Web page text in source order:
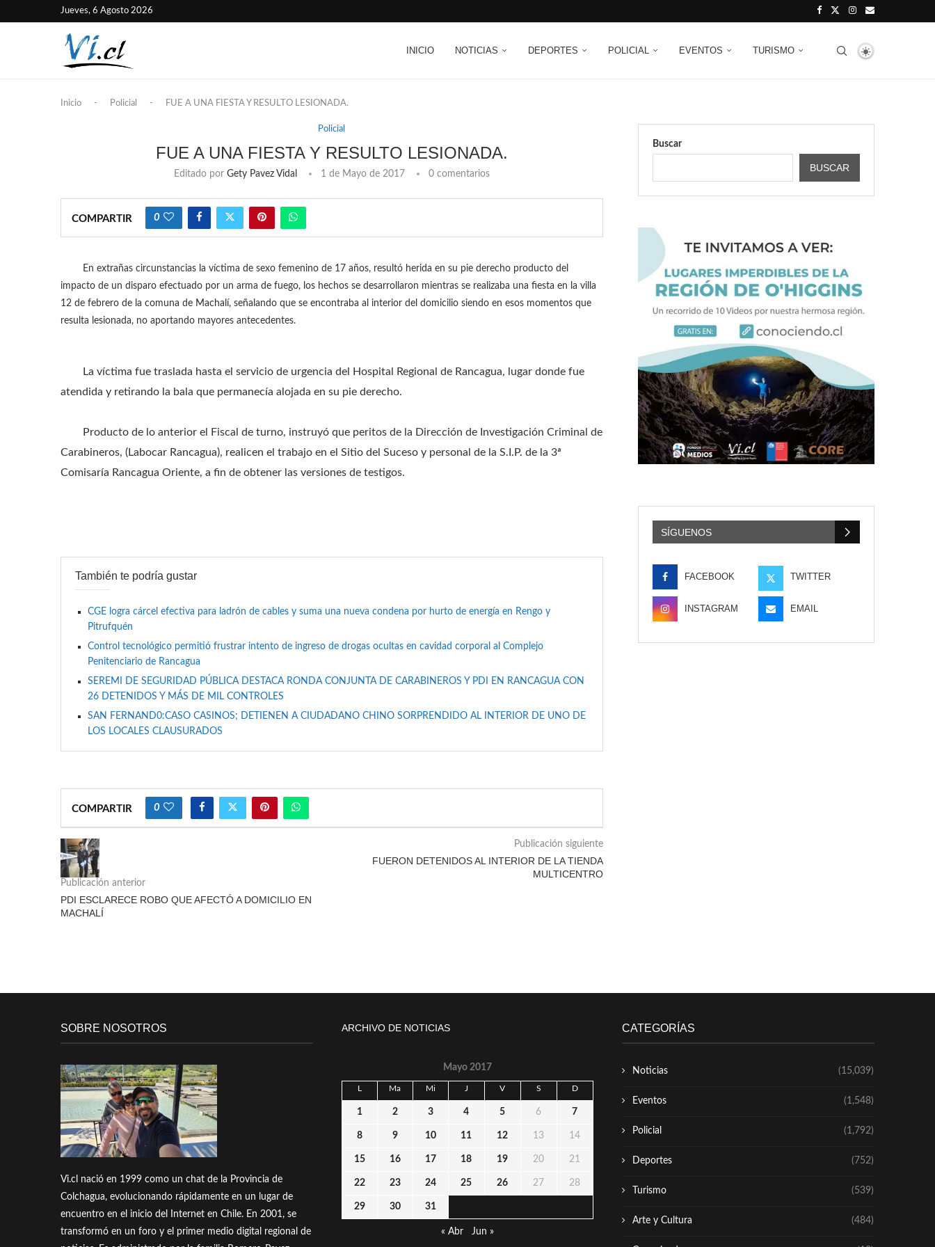
Jueves, 6 Agosto 2026
INICIO NOTICIAS DEPORTES POLICIAL EVENTOS TURISMO
Inicio - Policial - FUE A UNA FIESTA Y RESULTO LESIONADA.
Policial
FUE A UNA FIESTA Y RESULTO LESIONADA.
Editado por Gety Pavez Vidal 1 de Mayo de 2017 0 comentarios
COMPARTIR 0
En extrañas circunstancias la víctima de sexo femenino de 17 años, resultó herida en su pie derecho producto del
impacto de un disparo efectuado por un arma de fuego, los hechos se desarrollaron mientras se realizaba una fiesta en la villa
12 de febrero de la comuna de Machalí, señalando que se encontraba al interior del domicilio siendo en esos momentos que
resulta lesionada, no aportando mayores antecedentes.
La víctima fue traslada hasta el servicio de urgencia del Hospital Regional de Rancagua, lugar donde fue
atendida y retirando la bala que permanecía alojada en su pie derecho.
Producto de lo anterior el Fiscal de turno, instruyó que peritos de la Dirección de Investigación Criminal de
Carabineros, (Labocar Rancagua), realicen el trabajo en el Sitio del Suceso y personal de la S.I.P. de la 3ª
Comisaría Rancagua Oriente, a fin de obtener las versiones de testigos.
También te podría gustar
CGE logra cárcel efectiva para ladrón de cables y suma una nueva condena por hurto de energía en Rengo y
Pitrufquén
Control tecnológico permitió frustrar intento de ingreso de drogas ocultas en cavidad corporal al Complejo
Penitenciario de Rancagua
SEREMI DE SEGURIDAD PÚBLICA DESTACA RONDA CONJUNTA DE CARABINEROS Y PDI EN RANCAGUA CON
26 DETENIDOS Y MÁS DE MIL CONTROLES
SAN FERNAND0:CASO CASINOS; DETIENEN A CIUDADANO CHINO SORPRENDIDO AL INTERIOR DE UNO DE
LOS LOCALES CLAUSURADOS
COMPARTIR 0
Publicación anterior
PDI ESCLARECE ROBO QUE AFECTÓ A DOMICILIO EN
MACHALÍ
Publicación siguiente
FUERON DETENIDOS AL INTERIOR DE LA TIENDA
MULTICENTRO
Buscar
BUSCAR
SÍGUENOS
FACEBOOK TWITTER
INSTAGRAM EMAIL
SOBRE NOSOTROS
Vi.cl nació en 1999 como un chat de la Provincia de
Colchagua, evolucionando rápidamente en un lugar de
encuentro en el inicio del Internet en Chile. En 2001, se
transformó en un foro y el primer medio digital regional de
ARCHIVO DE NOTICIAS
Mayo 2017
L Ma Mi J V S D
1 2 3 4 5 6 7
8 9 10 11 12 13 14
15 16 17 18 19 20 21
22 23 24 25 26 27 28
29 30 31
« Abr Jun »
CATEGORÍAS
Noticias (15,039)
Eventos (1,548)
Policial (1,792)
Deportes (752)
Turismo (539)
Arte y Cultura (484)